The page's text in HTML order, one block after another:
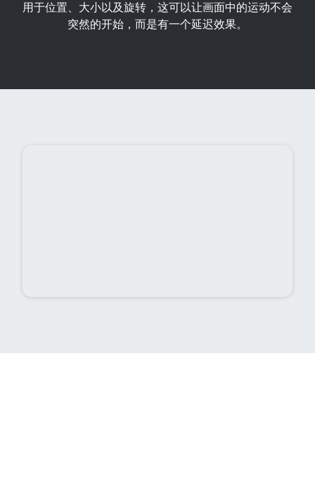
用于位置、大小以及旋转，这可以让画面中的运动不会
突然的开始，而是有一个延迟效果。